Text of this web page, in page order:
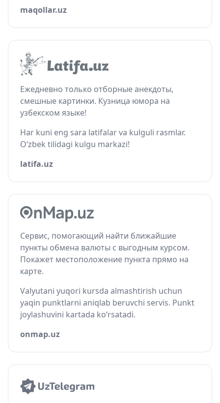
maqollar.uz
Ежедневно только отборные анекдоты,
смешные картинки. Кузница юмора на
узбекском языке!
Har kuni eng sara latifalar va kulguli rasmlar.
O‘zbek tilidagi kulgu markazi!
latifa.uz
Сервис, помогающий найти ближайшие
пункты обмена валюты с выгодным курсом.
Покажет местоположение пункта прямо на
карте.
Valyutani yuqori kursda almashtirish uchun
yaqin punktlarni aniqlab beruvchi servis. Punkt
joylashuvini kartada ko‘rsatadi.
onmap.uz